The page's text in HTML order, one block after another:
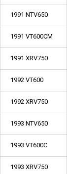
1991 NTV650
1991 VT600CM
1991 XRV750
1992 VT600
1992 XRV750
1993 NTV650
1993 VT600C
1993 XRV750